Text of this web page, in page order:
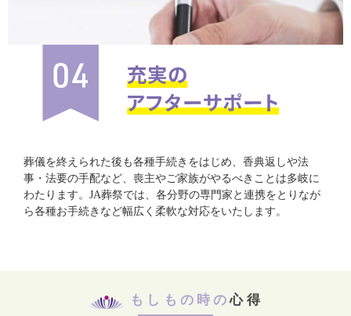
葬儀を終えられた後も各種手続きをはじめ、香典返しや法
事・法要の手配など、喪主やご家族がやるべきことは多岐に
わたります。JA葬祭では、各分野の専門家と連携をとりなが
ら各種お手続きなど幅広く柔軟な対応をいたします。
もしもの時の心得